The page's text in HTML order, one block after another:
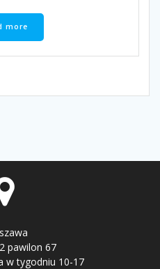
more
pawilon 67
w tygodniu 10-17